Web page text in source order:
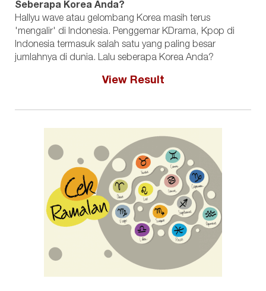
Seberapa Korea Anda?
Hallyu wave atau gelombang Korea masih terus
'mengalir' di Indonesia. Penggemar KDrama, Kpop di
Indonesia termasuk salah satu yang paling besar
jumlahnya di dunia. Lalu seberapa Korea Anda?
View Result